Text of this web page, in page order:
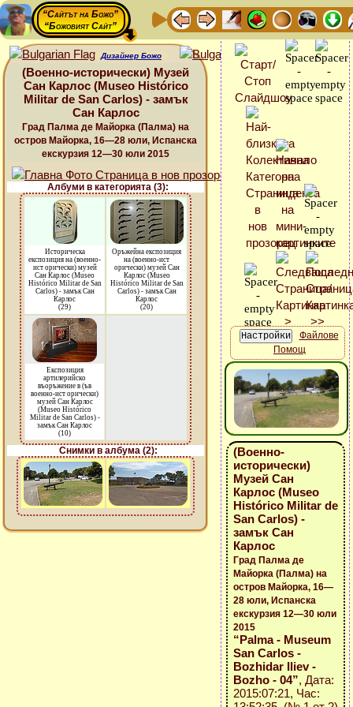
“Сайтът на Божо”
“Божовият Сайт”
Дизайнер Божо
(Военно-исторически) Музей
Сан Карлос (Museo Histórico
Militar de San Carlos) - замък
Сан Карлос
Град Палма де Майорка (Палма) на
остров Майорка, 16—28 юли, Испанска
екскурзия 12—30 юли 2015
Албуми в категорията (3):
Историческа
експозиция на (военно-
ист орически) музей
Сан Карлос (Museo
Histórico Militar de San
Carlos) - замък Сан
Карлос
(29)
Оръжейна експозиция
на (военно-ист
орически) музей Сан
Карлос (Museo
Histórico Militar de San
Carlos) - замък Сан
Карлос
(20)
Експозиция
артилерийско
въоръжение в (ъв
военно-ист орически)
музей Сан Карлос
(Museo Histórico
Militar de San Carlos) -
замък Сан Карлос
(10)
Снимки в албума (2):
Файлове
Помощ
(Военно-
исторически)
Музей Сан
Карлос (Museo
Histórico Militar de
San Carlos) -
замък Сан
Карлос
Град Палма де
Майорка (Палма) на
остров Майорка, 16—
28 юли, Испанска
екскурзия 12—30 юли
2015
“Palma - Museum
San Carlos -
Bozhidar Iliev -
Bozho - 04”, Дата:
2015:07:21, Час: